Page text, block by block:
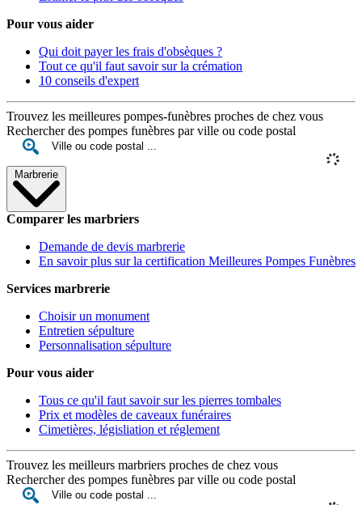
Pour vous aider
Qui doit payer les frais d'obsèques ?
Tout ce qu'il faut savoir sur la crémation
10 conseils d'expert
Trouvez les meilleures pompes-funèbres proches de chez vous
Rechercher des pompes funèbres par ville ou code postal
Marbrerie
Comparer les marbriers
Demande de devis marbrerie
En savoir plus sur la certification Meilleures Pompes Funèbres
Services marbrerie
Choisir un monument
Entretien sépulture
Personnalisation sépulture
Pour vous aider
Tous ce qu'il faut savoir sur les pierres tombales
Prix et modèles de caveaux funéraires
Cimetières, législiation et réglement
Trouvez les meilleurs marbriers proches de chez vous
Rechercher des pompes funèbres par ville ou code postal